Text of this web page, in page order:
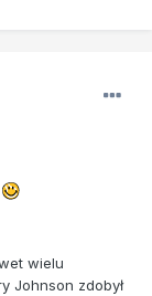
wielu
Johnson zdobył